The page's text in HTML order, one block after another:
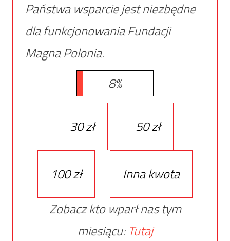
Państwa wsparcie jest niezbędne
dla funkcjonowania Fundacji
Magna Polonia.
8%
30 zł 50 zł
100 zł
Inna kwota
Zobacz kto wparł nas tym
miesiącu: Tutaj